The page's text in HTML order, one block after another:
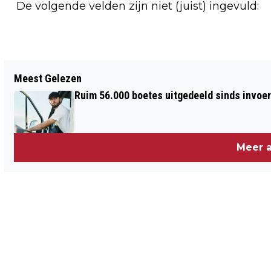
De volgende velden zijn niet (juist) ingevuld:
HOLLANDCALL ZET ONONTDEKTE
PARELS OP DE KAART
Meest Gelezen
Ruim 56.000 boetes uitgedeeld sinds
Meer